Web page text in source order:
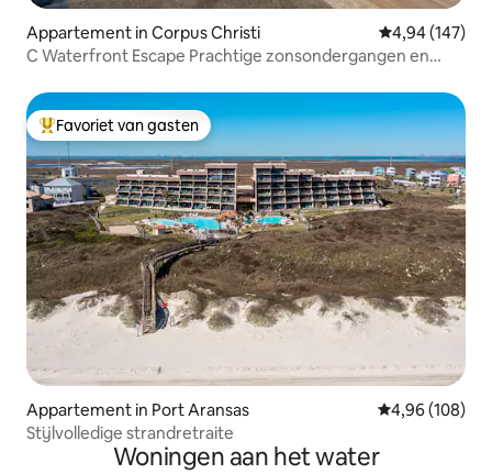
Appartement in Corpus Christi Gemiddelde
4,94 (147)
C Waterfront Escape Prachtige zonsondergangen en
Topfavoriet van gasten
Favoriet van gasten
Appartement in Port Aransas Gemiddelde
4,96 (108)
Stijlvolledige strandretraite
Woningen aan het water